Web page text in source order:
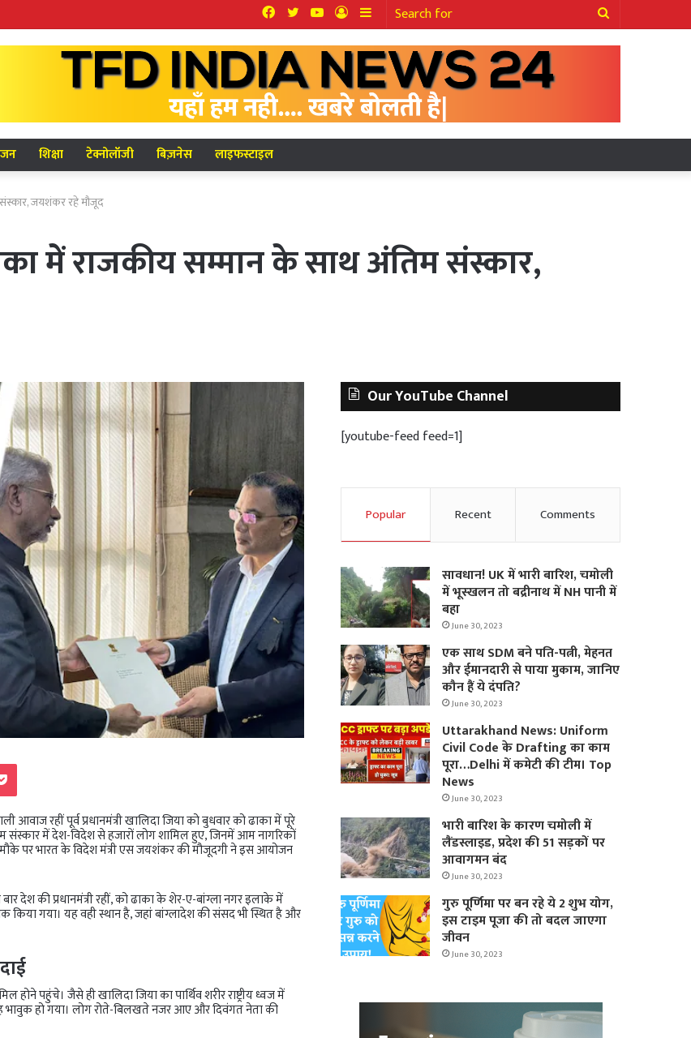
Search
for
Sidebar
Log
In
YouTube
Twitter
Facebook
शिक्षा टेक्नोलॉजी बिज़नेस लाइफस्टाइल
जयशंकर रहे मौजूद
में राजकीय सम्मान के साथ अंतिम संस्कार,
Pocket
रहीं पूर्व प्रधानमंत्री खालिदा जिया को बुधवार को ढाका में पूरे
संस्कार में देश-विदेश से हजारों लोग शामिल हुए, जिनमें आम नागरिकों
मौके पर भारत के विदेश मंत्री एस जयशंकर की मौजूदगी ने इस आयोजन
देश की प्रधानमंत्री रहीं, को ढाका के शेर-ए-बांग्ला नगर इलाके में
किया गया। यह वही स्थान है, जहां बांग्लादेश की संसद भी स्थित है और
पहुंचे। जैसे ही खालिदा जिया का पार्थिव शरीर राष्ट्रीय ध्वज में
भावुक हो गया। लोग रोते-बिलखते नजर आए और दिवंगत नेता की
Our YouTube Channel
[youtube-feed feed=1]
Popular Recent Comments
सावधान! UK में भारी बारिश, चमोली
में भूस्‍खलन तो बद्रीनाथ में NH पानी में
बहा
June 30, 2023
एक साथ SDM बने पति-पत्नी, मेहनत
और ईमानदारी से पाया मुकाम, जानिए
कौन हैं ये दंपति?
June 30, 2023
Uttarakhand News: Uniform
Civil Code के Drafting का काम
पूरा…Delhi में कमेटी की टीम। Top
News
June 30, 2023
भारी बारिश के कारण चमोली में
लैंडस्लाइड, प्रदेश की 51 सड़कों पर
आवागमन बंद
June 30, 2023
गुरु पूर्णिमा पर बन रहे ये 2 शुभ योग,
इस टाइम पूजा की तो बदल जाएगा
जीवन
June 30, 2023